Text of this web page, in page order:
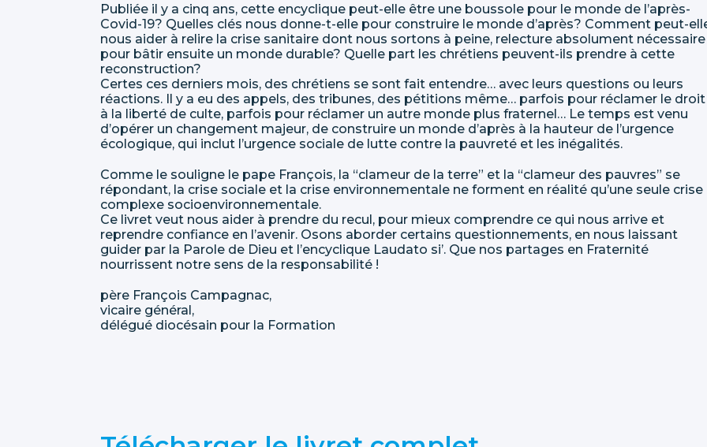
Publiée il y a cinq ans, cette encyclique peut-elle être une boussole pour le monde de l’après-
Covid-19? Quelles clés nous donne-t-elle pour construire le monde d’après? Comment peut-
nous aider à relire la crise sanitaire dont nous sortons à peine, relecture absolument nécessaire
pour bâtir ensuite un monde durable? Quelle part les chrétiens peuvent-ils prendre à cette
reconstruction?
Certes ces derniers mois, des chrétiens se sont fait entendre… avec leurs questions ou leurs
réactions. Il y a eu des appels, des tribunes, des pétitions même… parfois pour réclamer le droit
à la liberté de culte, parfois pour réclamer un autre monde plus fraternel… Le temps est venu
d’opérer un changement majeur, de construire un monde d’après à la hauteur de l’urgence
écologique, qui inclut l’urgence sociale de lutte contre la pauvreté et les inégalités.
Comme le souligne le pape François, la “clameur de la terre” et la “clameur des pauvres” se
répondant, la crise sociale et la crise environnementale ne forment en réalité qu’une seule crise
complexe socioenvironnementale.
Ce livret veut nous aider à prendre du recul, pour mieux comprendre ce qui nous arrive et
reprendre confiance en l’avenir. Osons aborder certains questionnements, en nous laissant
guider par la Parole de Dieu et l’encyclique Laudato si’. Que nos partages en Fraternité
nourrissent notre sens de la responsabilité !
père François Campagnac,
vicaire général,
délégué diocésain pour la Formation